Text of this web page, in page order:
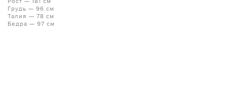
Грудь — 96 см
Талия — 78 см
Бедра — 97 см